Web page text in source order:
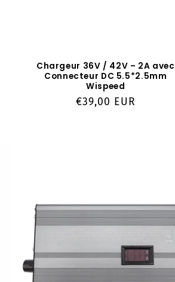
Chargeur 36V / 42V – 2A avec
Connecteur DC 5.5*2.5mm
Wispeed
Prix
€39,00 EUR